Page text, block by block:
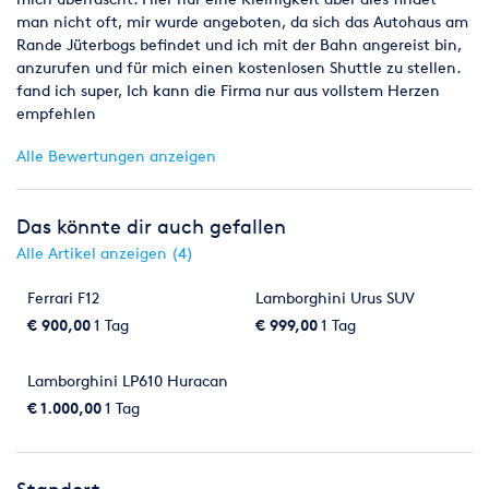
§7 Inklusiv-Kilometer und Erweiterungen:
Die Inklusiv-Kilometer können Sie auf den Angebotsseiten
unserer Homepage einsehen. Individuelle Pakete mit
Mehrkilometern können separat und schriftlich vereinbart
werden. Folgende Kilometer sind bei Anmietung des Fahrzeugs
inklusive: 1 Tag (24h): 100/100 KM; Wochenende: 500 KM; 1
Gefahrene Mehr-Kilometer nach dem Inklusiv-Volumen
werden nach dem Ende des Mietzeitraumes bei Fahrzeug
Homepage.
1. Das Fahrzeug darf nur von dem Mieter bzw. -bei
Firmenkunden von dem im Mietvertrag angegebenen Fahrer
vorgenannten Person gefahren werden wird, fällt für jeden
weiteren Fahrer eine zusätzliche Gebühr von 50€ an. Bei
Fahrzeugübergabe ist die Anwesenheit etwaiger zusätzlicher
man nicht oft, mir wurde angeboten, da sich das Autohaus am
Rande Jüterbogs befindet und ich mit der Bahn angereist bin,
anzurufen und für mich einen kostenlosen Shuttle zu stellen.
fand ich super, Ich kann die Firma nur aus vollstem Herzen
empfehlen
Alle Bewertungen anzeigen
Das könnte dir auch gefallen
Alle Artikel anzeigen (4)
Ferrari F12
€ 900,001 Tag
Lamborghini Urus SUV
€ 999,001 Tag
Lamborghini LP610 Huracan
€ 1.000,001 Tag